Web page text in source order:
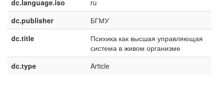
dc.language.iso
ru
dc.publisher
БГМУ
dc.title
Психика как высшая управляющая
система в живом организме
dc.type
Article